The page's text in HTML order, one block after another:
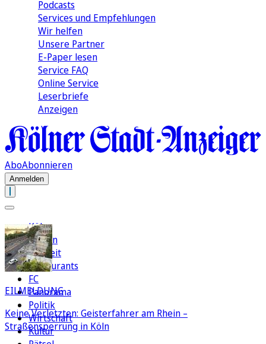
Podcasts
Services und Empfehlungen
Wir helfen
Unsere Partner
E-Paper lesen
Service FAQ
Online Service
Leserbriefe
Anzeigen
AboAbonnieren
Anmelden
Köln
Region
Freizeit
Restaurants
FC
Panorama
Politik
Wirtschaft
Kultur
EILMELDUNG
Keine Verletzten: Geisterfahrer am Rhein –
Straßensperrung in Köln